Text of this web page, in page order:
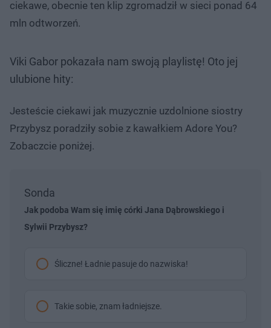
ciekawe, obecnie ten klip zgromadził w sieci ponad 64
mln odtworzeń.
Viki Gabor pokazała nam swoją playlistę! Oto jej
ulubione hity:
Jesteście ciekawi jak muzycznie uzdolnione siostry
Przybysz poradziły sobie z kawałkiem Adore You?
Zobaczcie poniżej.
Sonda
Jak podoba Wam się imię córki Jana Dąbrowskiego i
Sylwii Przybysz?
Śliczne! Ładnie pasuje do nazwiska!
Takie sobie, znam ładniejsze.